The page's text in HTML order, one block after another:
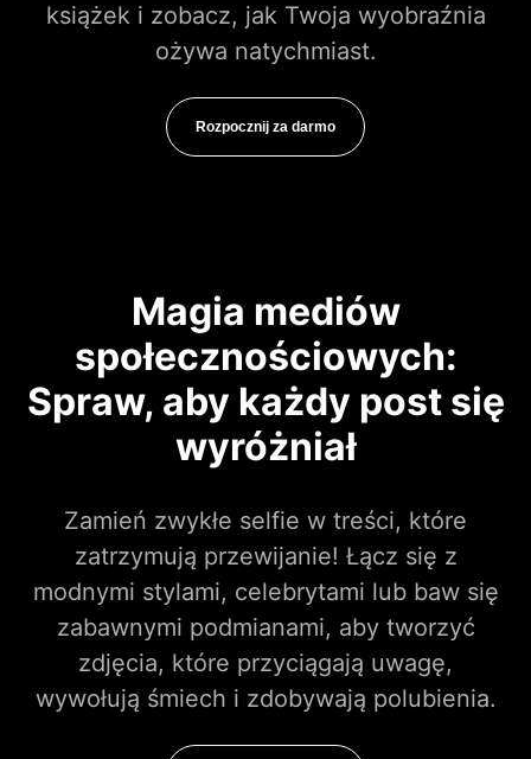
książek i zobacz, jak Twoja wyobraźnia
ożywa natychmiast.
Rozpocznij za darmo
Magia mediów
społecznościowych:
Spraw, aby każdy post się
wyróżniał
Zamień zwykłe selfie w treści, które
zatrzymują przewijanie! Łącz się z
modnymi stylami, celebrytami lub baw się
zabawnymi podmianami, aby tworzyć
zdjęcia, które przyciągają uwagę,
wywołują śmiech i zdobywają polubienia.